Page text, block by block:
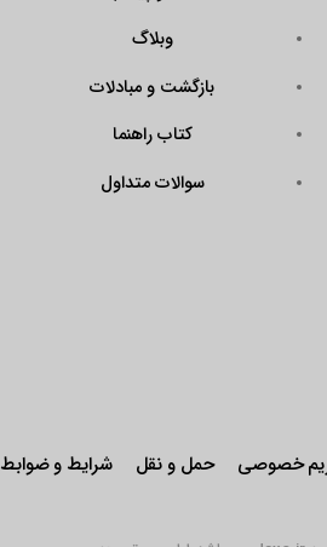
وبلاگ
بازگشت و مبادلات
کتاب راهنما
سوالات متداول
خصوصی حمل و نقل شرایط و ضوابط